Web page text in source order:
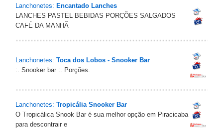
Lanchonetes: Encantado Lanches
LANCHES PASTEL BEBIDAS PORÇÕES SALGADOS
CAFÉ DA MANHÃ
Lanchonetes: Toca dos Lobos - Snooker Bar
:. Snooker bar :. Porções.
Lanchonetes: Tropicália Snooker Bar
O Tropicálica Snook Bar é sua melhor opção em Piracicaba
para descontrair e